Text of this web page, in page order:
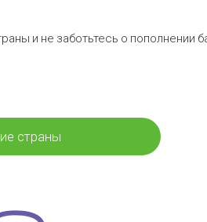
и не заботьтесь о пополнении
страны